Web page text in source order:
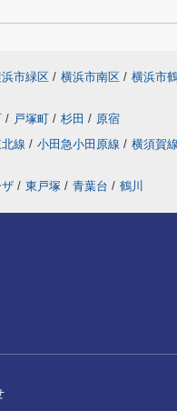
市緑区 / 横浜市南区 / 横浜市
/ 戸塚町 / 杉田 / 原宿
線 / 小田急小田原線 / 横須賀線
/ 東戸塚 / 青葉台 / 鶴川